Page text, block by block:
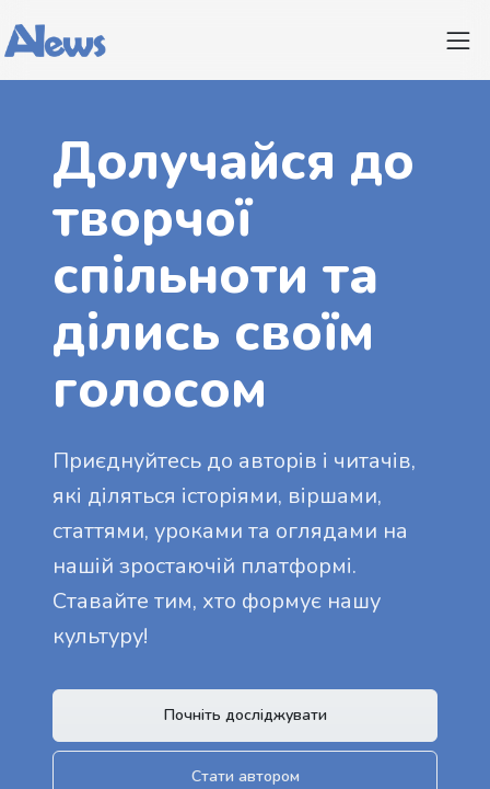
Долучайся до
творчої
спільноти та
ділись своїм
голосом
Приєднуйтесь до авторів і читачів,
які діляться історіями, віршами,
статтями, уроками та оглядами на
нашій зростаючій платформі.
Ставайте тим, хто формує нашу
культуру!
Почніть досліджувати
Стати автором